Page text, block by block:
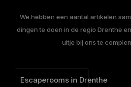
We hebben een aantal artikelen
dingen te doen in de regio Drenthe
uitje bij ons te
Escaperooms in Drenthe